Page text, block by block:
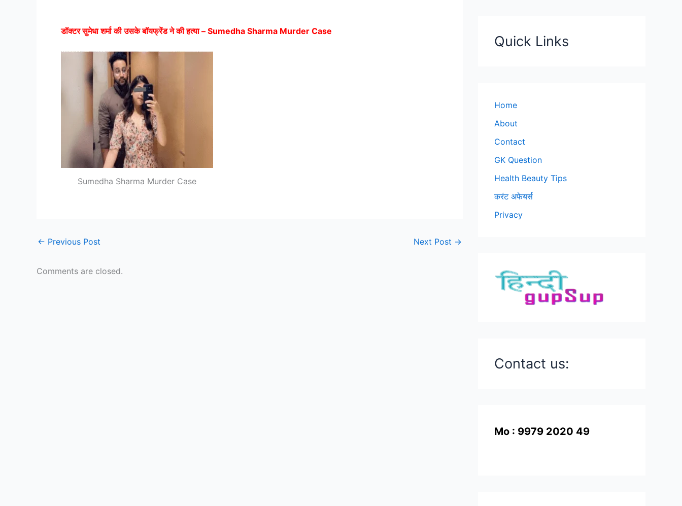
डॉक्टर सुमेधा शर्मा की उसके बॉयफ्रेंड ने की हत्या – Sumedha Sharma Murder Case
Sumedha Sharma Murder Case
← Previous Post Next Post →
Comments are closed.
Quick Links
Home
About
Contact
GK Question
Health Beauty Tips
करंट अफेयर्स
Privacy
Contact us:
Mo : 9979 2020 49